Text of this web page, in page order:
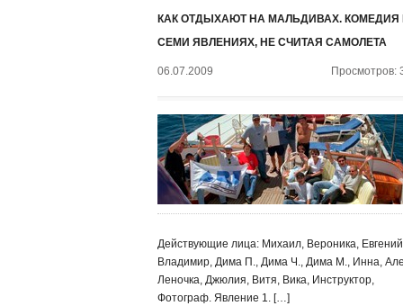
КАК ОТДЫХАЮТ НА МАЛЬДИВАХ. КОМЕДИЯ
СЕМИ ЯВЛЕНИЯХ, НЕ СЧИТАЯ САМОЛЕТА
06.07.2009 Просмотров:
Действующие лица: Михаил, Вероника,
Владимир, Дима П., Дима Ч., Дима М., Инна,
Леночка, Джюлия, Витя, Вика, Инструктор,
Фотограф. Явление 1. […]